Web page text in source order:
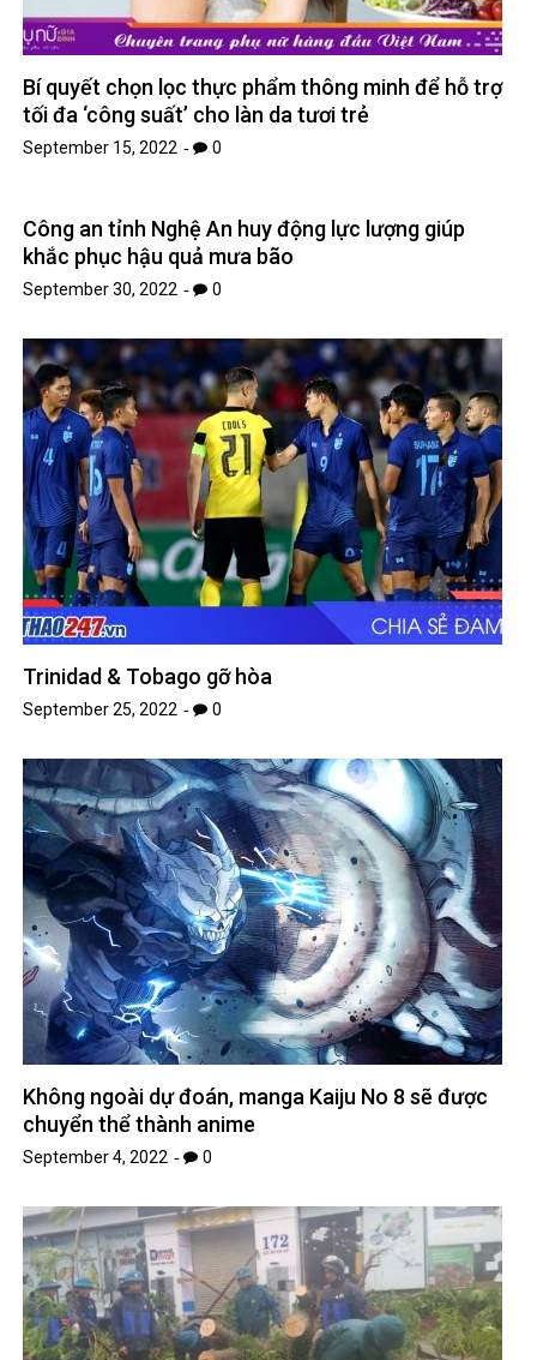
Bí quyết chọn lọc thực phẩm thông minh để hỗ trợ
tối đa ‘công suất’ cho làn da tươi trẻ
September 15, 2022 0
Công an tỉnh Nghệ An huy động lực lượng giúp
khắc phục hậu quả mưa bão
September 30, 2022 0
Trinidad & Tobago gỡ hòa
September 25, 2022 0
Không ngoài dự đoán, manga Kaiju No 8 sẽ được
chuyển thể thành anime
September 4, 2022 0